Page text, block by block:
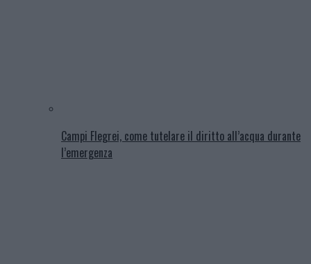
Campi Flegrei, come tutelare il diritto all’acqua durante
l’emergenza